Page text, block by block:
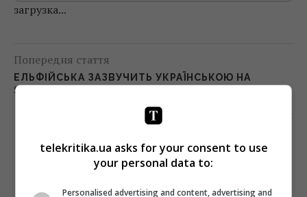
загрузка...
Попередня стаття
ЕЛЬФІЙСЬКА ЗАЗВУЧИТЬ УКРАЇНСЬКОЮ НА
SWEET.TV
Наступна стаття
ФУТБОЛ
telekritika.ua asks for your consent to use
your personal data to:
Personalised advertising and content, advertising and